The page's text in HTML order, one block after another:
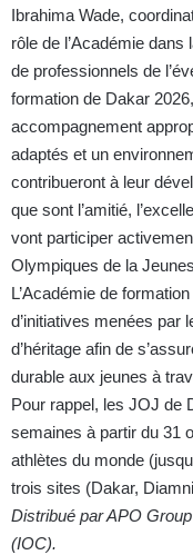
Ibrahima Wade,
rôle de l’Académie
de professionnels de
formation de Dakar
accompagnement
adaptés et un
contribueront à leur
que sont l’amitié,
vont participer
Olympiques de la
L’Académie de
d’initiatives menées par
d’héritage afin de
durable aux jeunes à
Pour rappel, les JOJ de
semaines à partir du 31
athlètes du monde
trois sites (Dakar,
Distribué par APO
(IOC).